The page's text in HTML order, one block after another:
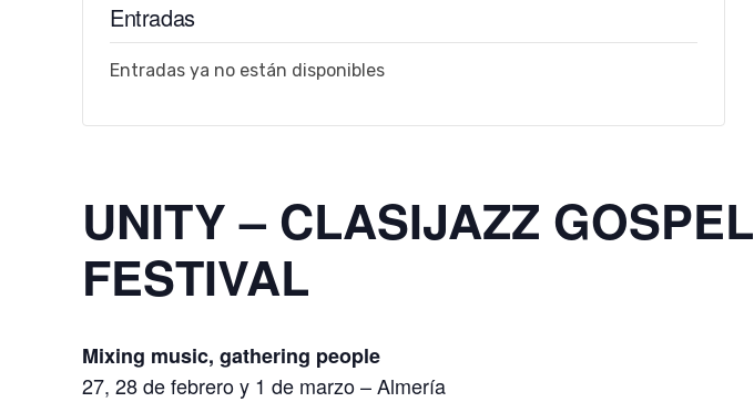
Entradas
Entradas ya no están disponibles
UNITY – CLASIJAZZ GOSPEL
FESTIVAL
Mixing music, gathering people
27, 28 de febrero y 1 de marzo – Almería